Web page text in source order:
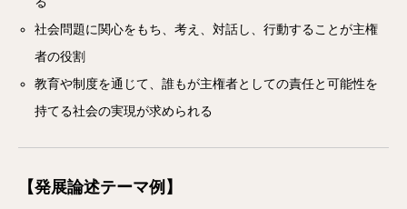
社会問題に関心をもち、考え、対話し、行動することが主権
者の役割
教育や制度を通じて、誰もが主権者としての責任と可能性を
持てる社会の実現が求められる
【発展論述テーマ例】